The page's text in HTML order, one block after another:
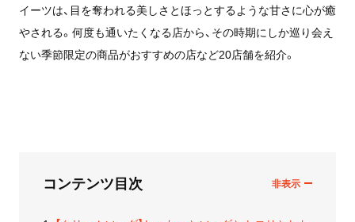
イーツは、目を奪われる美しさとほっとするような甘さに心が癒
やされる。何度も通いたくなる店から、その時期にしか巡り会え
ない季節限定の商品がおすすめの店など20店舗を紹介。
コンテンツ目次